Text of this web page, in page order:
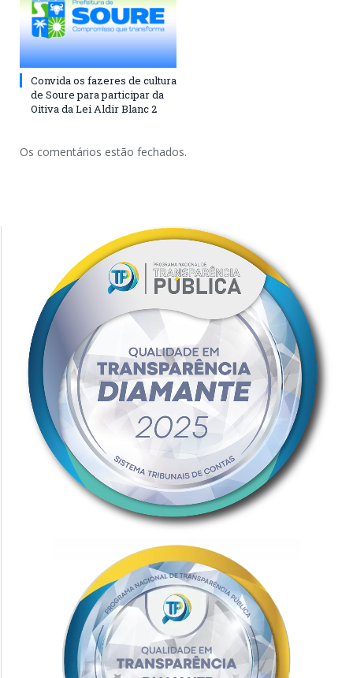
Convida os fazeres de cultura
de Soure para participar da
Oitiva da Lei Aldir Blanc 2
Os comentários estão fechados.